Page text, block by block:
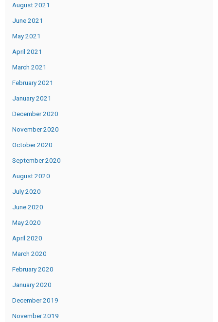
August 2021
June 2021
May 2021
April 2021
March 2021
February 2021
January 2021
December 2020
November 2020
October 2020
September 2020
August 2020
July 2020
June 2020
May 2020
April 2020
March 2020
February 2020
January 2020
December 2019
November 2019